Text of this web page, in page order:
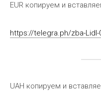
EUR копируем и
https://telegra.ph/zba-Lidl-
UAH копируем и